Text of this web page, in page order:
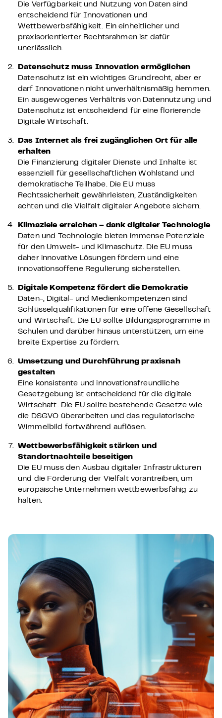
Die Verfügbarkeit und Nutzung von Daten sind
entscheidend für Innovationen und
Wettbewerbsfähigkeit. Ein einheitlicher und
praxisorientierter Rechtsrahmen ist dafür
unerlässlich.
Datenschutz muss Innovation ermöglichen
Datenschutz ist ein wichtiges Grundrecht, aber er
darf Innovationen nicht unverhältnismäßig hemmen.
Ein ausgewogenes Verhältnis von Datennutzung und
Datenschutz ist entscheidend für eine florierende
Digitale Wirtschaft.
Das Internet als frei zugänglichen Ort für alle
erhalten
Die Finanzierung digitaler Dienste und Inhalte ist
essenziell für gesellschaftlichen Wohlstand und
demokratische Teilhabe. Die EU muss
Rechtssicherheit gewährleisten, Zuständigkeiten
achten und die Vielfalt digitaler Angebote sichern.
Klimaziele erreichen – dank digitaler Technologie
Daten und Technologie bieten immense Potenziale
für den Umwelt- und Klimaschutz. Die EU muss
daher innovative Lösungen fördern und eine
innovationsoffene Regulierung sicherstellen.
Digitale Kompetenz fördert die Demokratie
Daten-, Digital- und Medienkompetenzen sind
Schlüsselqualifikationen für eine offene Gesellschaft
und Wirtschaft. Die EU sollte Bildungsprogramme in
Schulen und darüber hinaus unterstützen, um eine
breite Expertise zu fördern.
Umsetzung und Durchführung praxisnah
gestalten
Eine konsistente und innovationsfreundliche
Gesetzgebung ist entscheidend für die digitale
Wirtschaft. Die EU sollte bestehende Gesetze wie
die DSGVO überarbeiten und das regulatorische
Wimmelbild fortwährend auflösen.
Wettbewerbsfähigkeit stärken und
Standortnachteile beseitigen
Die EU muss den Ausbau digitaler Infrastrukturen
und die Förderung der Vielfalt vorantreiben, um
europäische Unternehmen wettbewerbsfähig zu
halten.